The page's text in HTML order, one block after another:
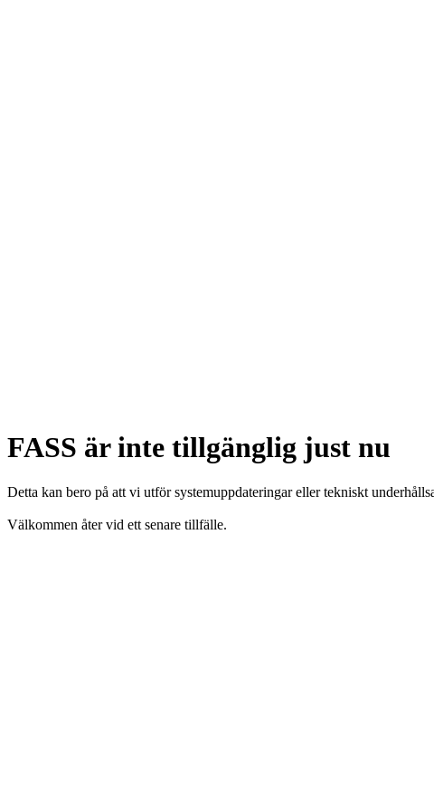
FASS är inte tillgänglig just nu
Detta kan bero på att vi utför systemuppdateringar eller tekniskt
Välkommen åter vid ett senare tillfälle.